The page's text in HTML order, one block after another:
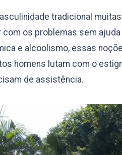
tradicional
com os problemas sem
e alcoolismo, essas
homens lutam com o
de assistência.